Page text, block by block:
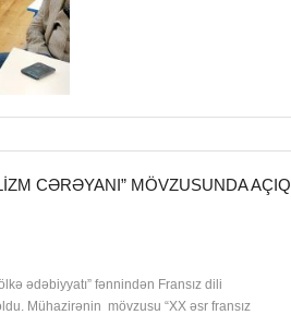
CƏRƏYANI” MÖVZUSUNDA AÇIQ
ədəbiyyatı” fənnindən Fransız dili
Mühazirənin mövzusu “XX əsr fransız